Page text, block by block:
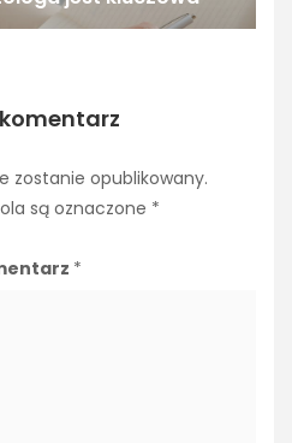
zostanie opublikowany.
są oznaczone *
*